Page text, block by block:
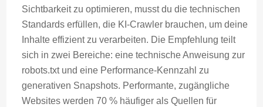
Sichtbarkeit zu optimieren, musst du die technischen
Standards erfüllen, die KI-Crawler brauchen, um deine
Inhalte effizient zu verarbeiten. Die Empfehlung teilt
sich in zwei Bereiche: eine technische Anweisung zur
robots.txt und eine Performance-Kennzahl zu
generativen Snapshots. Performante, zugängliche
Websites werden 70 % häufiger als Quellen für